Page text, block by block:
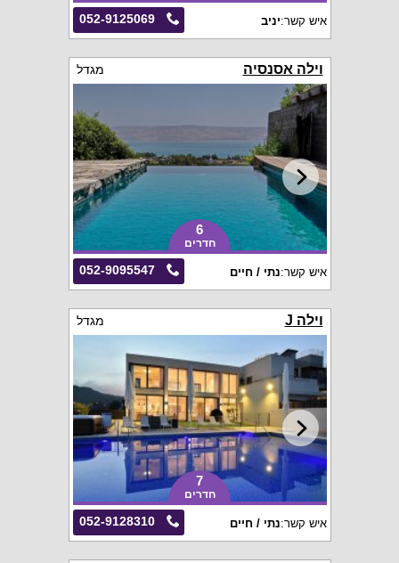
052-9125069 איש קשר:יניב
וילה אסנסיה מגדל
6
חדרים
052-9095547 איש קשר:נתי / חיים
וילה J מגדל
7
חדרים
052-9128310 איש קשר:נתי / חיים